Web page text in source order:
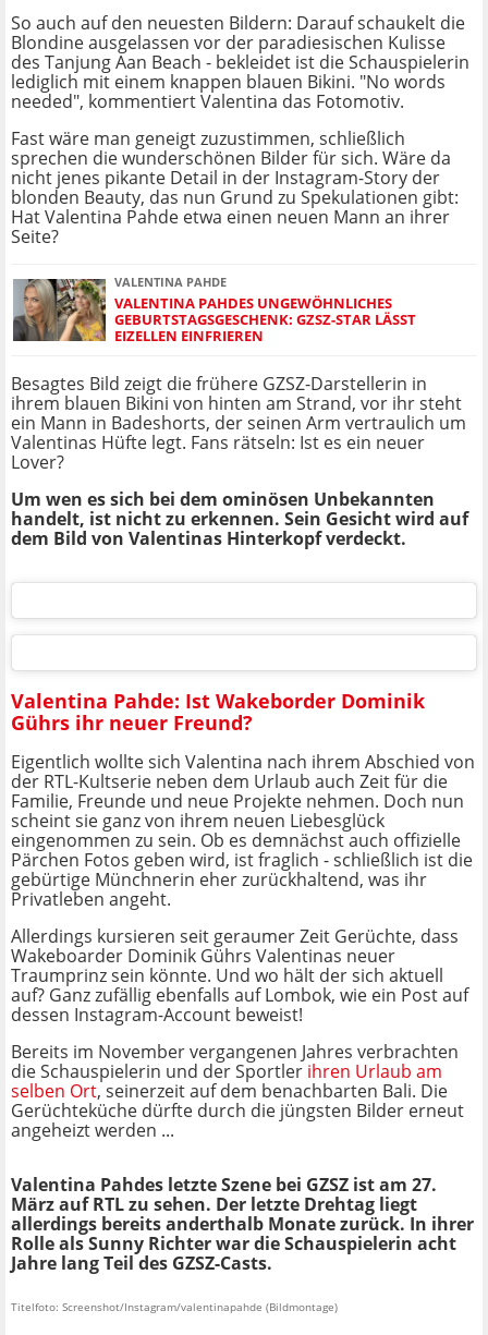
So auch auf den neuesten Bildern: Darauf schaukelt die
Blondine ausgelassen vor der paradiesischen Kulisse
des Tanjung Aan Beach - bekleidet ist die Schauspielerin
lediglich mit einem knappen blauen Bikini. "No words
needed", kommentiert Valentina das Fotomotiv.
Fast wäre man geneigt zuzustimmen, schließlich
sprechen die wunderschönen Bilder für sich. Wäre da
nicht jenes pikante Detail in der Instagram-Story der
blonden Beauty, das nun Grund zu Spekulationen gibt:
Hat Valentina Pahde etwa einen neuen Mann an ihrer
Seite?
VALENTINA PAHDE
VALENTINA PAHDES UNGEWÖHNLICHES
GEBURTSTAGSGESCHENK: GZSZ-STAR LÄSST
EIZELLEN EINFRIEREN
Besagtes Bild zeigt die frühere GZSZ-Darstellerin in
ihrem blauen Bikini von hinten am Strand, vor ihr steht
ein Mann in Badeshorts, der seinen Arm vertraulich um
Valentinas Hüfte legt. Fans rätseln: Ist es ein neuer
Lover?
Um wen es sich bei dem ominösen Unbekannten
handelt, ist nicht zu erkennen. Sein Gesicht wird auf
dem Bild von Valentinas Hinterkopf verdeckt.
Valentina Pahde: Ist Wakeborder Dominik
Gührs ihr neuer Freund?
Eigentlich wollte sich Valentina nach ihrem Abschied von
der RTL-Kultserie neben dem Urlaub auch Zeit für die
Familie, Freunde und neue Projekte nehmen. Doch nun
scheint sie ganz von ihrem neuen Liebesglück
eingenommen zu sein. Ob es demnächst auch offizielle
Pärchen Fotos geben wird, ist fraglich - schließlich ist die
gebürtige Münchnerin eher zurückhaltend, was ihr
Privatleben angeht.
Allerdings kursieren seit geraumer Zeit Gerüchte, dass
Wakeboarder Dominik Gührs Valentinas neuer
Traumprinz sein könnte. Und wo hält der sich aktuell
auf? Ganz zufällig ebenfalls auf Lombok, wie ein Post auf
dessen Instagram-Account beweist!
Bereits im November vergangenen Jahres verbrachten
die Schauspielerin und der Sportler ihren Urlaub am
selben Ort, seinerzeit auf dem benachbarten Bali. Die
Gerüchteküche dürfte durch die jüngsten Bilder erneut
angeheizt werden ...
Valentina Pahdes letzte Szene bei GZSZ ist am 27.
März auf RTL zu sehen. Der letzte Drehtag liegt
allerdings bereits anderthalb Monate zurück. In ihrer
Rolle als Sunny Richter war die Schauspielerin acht
Jahre lang Teil des GZSZ-Casts.
Titelfoto: Screenshot/Instagram/valentinapahde (Bildmontage)